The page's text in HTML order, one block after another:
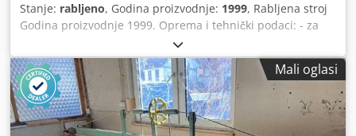
Stanje: rabljeno, Godina proizvodnje: 1999, Rabljena stroj
Godina proizvodnje 1999. Oprema i tehnički podaci: - za
rezanje furnira svih vrsta - rezovi su glatki i bez otpadanja
- duljina reza 3020 mm - visina otvora 60 mm - visina reza
45 mm - motor 1,8 kW - brzina vrtnje pile 8700 o/min -
promjer pile 180 x 16 mm - s glodalom za spajanje i
razdvajanje s pilom - podesivo horizontalno i vertikalno
Dkodpfx Aezlbtyenzsr - glodalna glava 85 x 50 mm, s 4
Mali oglasi